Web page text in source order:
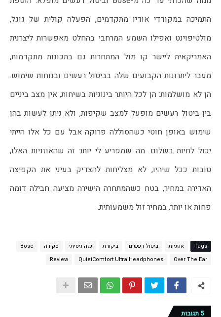
התמיכה במקודדי אודיו מתקדמים, הפעלה קולית של גוגל,
מולטיפוינט ואפילו השמע המרחבי בהחלט מאפשרות ליצרנית
האמריקאית ליישר קו מול המתחרות גם בתכונות מתקדמות,
מעבר ליתרונות הקבועים שלה בביטול רעשים ובנוחות שימוש.
הן לא מושלמות: הן לכל היותר בינוניות בשיחות, אין מצב ביניים
בין ביטול רעשים מופעל למצב שקיפות, ולא ניתן לעשות בהן
שימוש באופן חוטי כשהסוללה פרוקה אבל עם כל אלו הייתי
יכול לחיות בשלום. מה שמפריע לי יותר זה שהאוזניות האלו,
טובות ככל שיהיו, לא מצליחות להצדיק בעיני את הקפיצה
האדירה במחיר, בטח כשהמתחרה הישירה מציעה חבילה דומה
פחות או יותר, במחיר זול משמעותית.
Tags אוזניות ביטול רעשים ביקורת כזה ניסיתי סקירה
Bose
Over The Ear
QuietComfort Ultra Headphones
Review
5 תגובות